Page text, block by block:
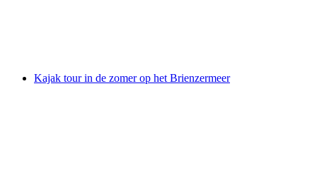
Kajak tour in de zomer op het Brienzermeer